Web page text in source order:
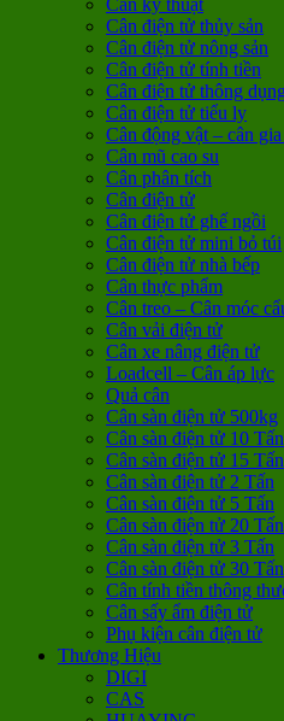
Cân điện tử thủy sản
Cân điện tử nông sản
Cân điện tử tính tiền
Cân điện tử thông
Cân điện tử tiểu ly
Cân động vật – cân
Cân mũ cao su
Cân phân tích
Cân điện tử
Cân điện tử ghế ngồi
Cân điện tử mini bỏ túi
Cân điện tử nhà bếp
Cân thực phẩm
Cân treo – Cân móc
Cân vải điện tử
Cân xe nâng điện tử
Loadcell – Cân áp lực
Quả cân
Cân sàn điện tử 500kg
Cân sàn điện tử 10 Tấn
Cân sàn điện tử 15 Tấn
Cân sàn điện tử 2 Tấn
Cân sàn điện tử 5 Tấn
Cân sàn điện tử 20 Tấn
Cân sàn điện tử 3 Tấn
Cân sàn điện tử 30 Tấn
Cân tính tiền thông
Cân sấy ẩm điện tử
Phụ kiện cân điện tử
Thương Hiệu
DIGI
CAS